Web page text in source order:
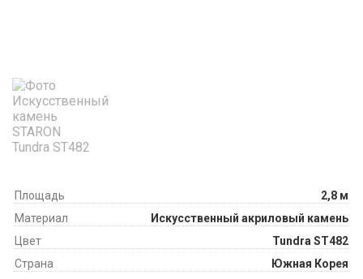
Площадь
2,8 м
Материал
Искусственный акриловый камень
Цвет
Tundra ST482
Страна
Южная Корея